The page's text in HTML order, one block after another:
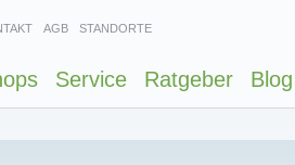
AGB STANDORTE
Service Ratgeber Blog